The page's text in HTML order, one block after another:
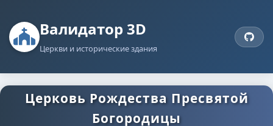
Валидатор 3D
Церкви и исторические здания
Церковь Рождества Пресвятой
Богородицы